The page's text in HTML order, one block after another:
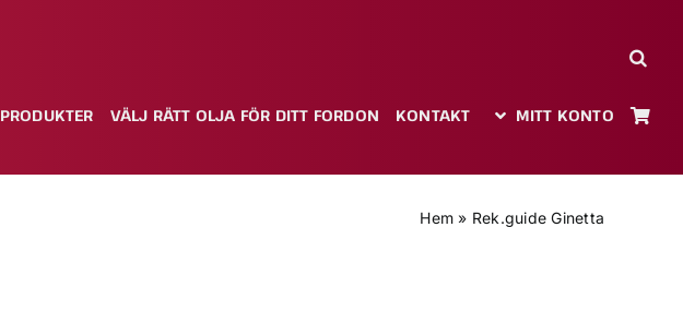
PRODUKTER VÄLJ RÄTT OLJA FÖR DITT FORDON KONTAKT MITT KONTO
Hem » Rek.guide Ginetta